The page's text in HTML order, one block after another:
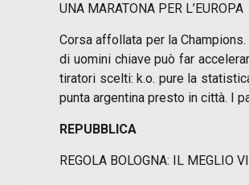
UNA MARATONA PER L’EUROPA
Corsa affollata per la
di uomini chiave può far
tiratori scelti: k.o. pure la
punta argentina presto in città. I
REPUBBLICA
REGOLA BOLOGNA: IL MEGLIO